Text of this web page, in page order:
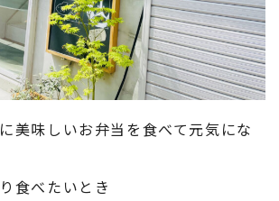
美味しいお弁当を食べて元気にな
食べたいとき